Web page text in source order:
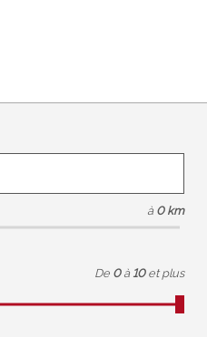
à 0 km
De 0 à 10 et plus